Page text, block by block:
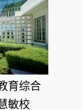
育综合
敏校